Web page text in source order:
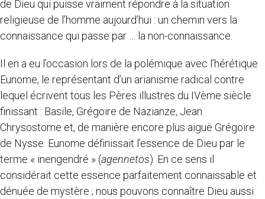
de Dieu qui puisse vraiment répondre à la situation
religieuse de l’homme aujourd’hui : un chemin vers la
connaissance qui passe par … la non-connaissance.
Il en a eu l’occasion lors de la polémique avec l’hérétique
Eunome, le représentant d’un arianisme radical contre
lequel écrivent tous les Pères illustres du IVème siècle
finissant : Basile, Grégoire de Nazianze, Jean
Chrysostome et, de manière encore plus aiguë Grégoire
de Nysse. Eunome définissait l’essence de Dieu par le
terme « inengendré » (agennetos). En ce sens il
considérait cette essence parfaitement connaissable et
dénuée de mystère ; nous pouvons connaître Dieu aussi